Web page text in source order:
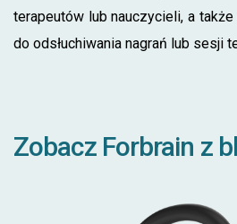
terapeutów lub nauczycieli, a także
do odsłuchiwania nagrań lub sesji
Zobacz Forbrain z